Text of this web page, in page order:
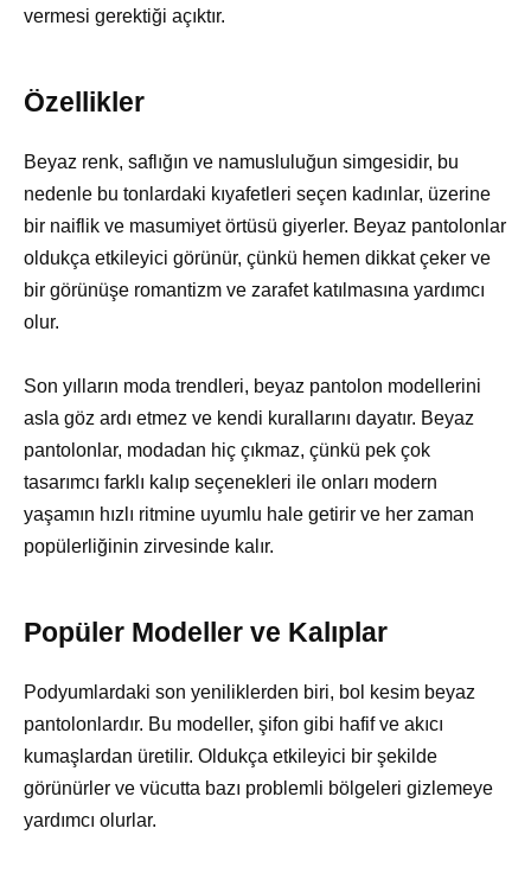
vermesi gerektiği açıktır.
Özellikler
Beyaz renk, saflığın ve namusluluğun simgesidir, bu
nedenle bu tonlardaki kıyafetleri seçen kadınlar, üzerine
bir naiflik ve masumiyet örtüsü giyerler. Beyaz pantolonlar
oldukça etkileyici görünür, çünkü hemen dikkat çeker ve
bir görünüşe romantizm ve zarafet katılmasına yardımcı
olur.
Son yılların moda trendleri, beyaz pantolon modellerini
asla göz ardı etmez ve kendi kurallarını dayatır. Beyaz
pantolonlar, modadan hiç çıkmaz, çünkü pek çok
tasarımcı farklı kalıp seçenekleri ile onları modern
yaşamın hızlı ritmine uyumlu hale getirir ve her zaman
popülerliğinin zirvesinde kalır.
Popüler Modeller ve Kalıplar
Podyumlardaki son yeniliklerden biri, bol kesim beyaz
pantolonlardır. Bu modeller, şifon gibi hafif ve akıcı
kumaşlardan üretilir. Oldukça etkileyici bir şekilde
görünürler ve vücutta bazı problemli bölgeleri gizlemeye
yardımcı olurlar.